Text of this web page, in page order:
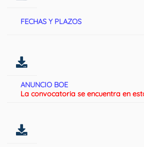
FECHAS Y PLAZOS
ANUNCIO BOE
La convocatoria se encuentra en